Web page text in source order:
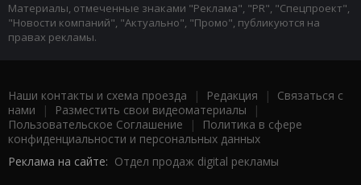
Материалы, отмеченные знаками "Реклама", "PR", "Спецпроект",
"Новости компаний", "Актуально", "Промо", публикуются на
правах рекламы.
Наши контакты и схема проезда | Редакция | Связаться с
нами | Разместить свои видеоматериалы |
Пользовательское Соглашение |
Политика в сфере
конфиденциальности и персональных данных
Реклама на сайте: Отдел продаж digital рекламы